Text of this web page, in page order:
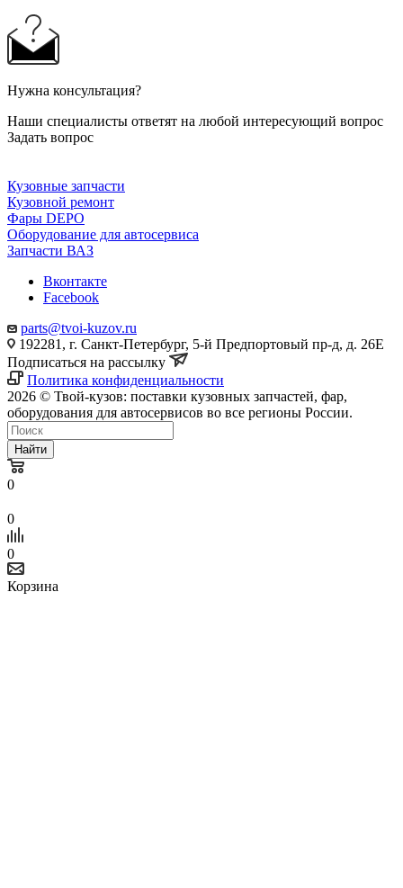
Нужна консультация?
Наши специалисты ответят на любой интересующий вопрос
Задать вопрос
Кузовные запчасти
Кузовной ремонт
Фары DEPO
Оборудование для автосервиса
Запчасти ВАЗ
Вконтакте
Facebook
parts@tvoi-kuzov.ru
192281, г. Санкт-Петербург, 5-й Предпортовый пр-д, д. 26Е
Подписаться на рассылку
Политика конфиденциальности
2026 © Твой-кузов: поставки кузовных запчастей, фар,
оборудования для автосервисов во все регионы России.
Найти
0
0
0
Корзина